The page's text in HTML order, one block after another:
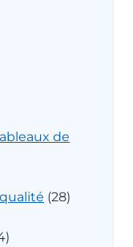
de
(28)